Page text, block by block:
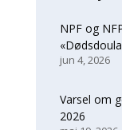
NPF og
jun 4, 2026
Varsel om
2026